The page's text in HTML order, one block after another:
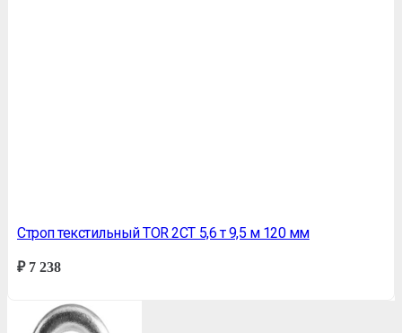
Строп текстильный TOR 2СТ 5,6 т 9,5 м 120 мм
₽7 238